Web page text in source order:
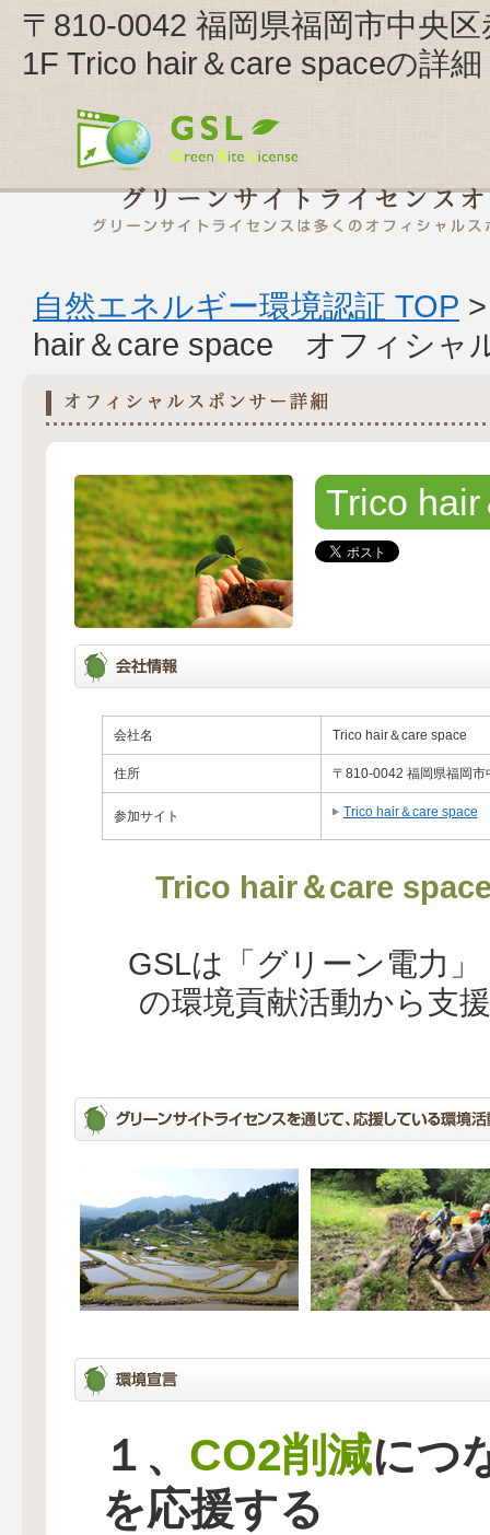
〒810-0042 福岡県福岡市中央
1F Trico hair＆care spaceの詳細
自然エネルギー環境認証 TOP
hair＆care space オフィシャ
Trico
会社名 Trico hair＆care space
住所 〒810-0042 福岡県福岡
参加サイト Trico hair＆care space
Trico hair＆care
GSLは「グリーン電力
の環境貢献活動から支
１、 CO2削減につ
を応援する